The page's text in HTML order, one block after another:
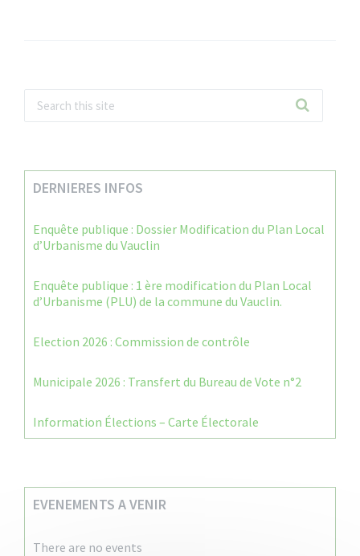
DERNIERES INFOS
Enquête publique : Dossier Modification du Plan Local
d’Urbanisme du Vauclin
Enquête publique : 1 ère modification du Plan Local
d’Urbanisme (PLU) de la commune du Vauclin.
Election 2026 : Commission de contrôle
Municipale 2026 : Transfert du Bureau de Vote n°2
Information Élections – Carte Électorale
EVENEMENTS A VENIR
There are no events